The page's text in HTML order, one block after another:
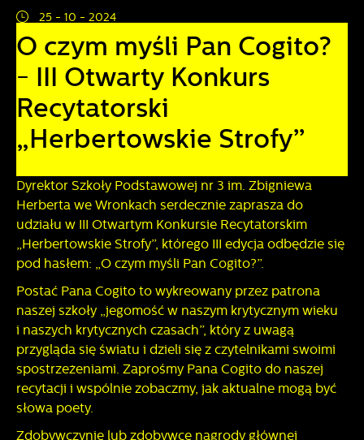
25 - 10 - 2024
O czym myśli Pan Cogito?
- III Otwarty Konkurs
Recytatorski
„Herbertowskie Strofy”
Dyrektor Szkoły Podstawowej nr 3 im. Zbigniewa
Herberta we Wronkach serdecznie zaprasza do
udziału w III Otwartym Konkursie Recytatorskim
„Herbertowskie Strofy”, którego III edycja odbędzie się
pod hasłem: „O czym myśli Pan Cogito?”.
Postać Pana Cogito to wykreowany przez patrona
naszej szkoły „jegomość w naszym krytycznym wieku
i naszych krytycznych czasach”, który z uwagą
przygląda się światu i dzieli się z czytelnikami swoimi
spostrzeżeniami. Zaprośmy Pana Cogito do naszej
recytacji i wspólnie zobaczmy, jak aktualne mogą być
słowa poety.
Zdobywczynię lub zdobywcę nagrody głównej
personalizację określonych funkcjonalności czy
prezentowanych treści.
Dzięki tym plikom cookies możemy zapewnić Ci większy
komfort korzystania z funkcjonalności naszej strony poprzez
dopasowanie jej do Twoich indywidualnych preferencji.
Wyrażenie zgody na funkcjonalne i personalizacyjne pliki
cookies gwarantuje dostępność większej ilości funkcji na
stronie.
Więcej
Analityczne
Analityczne pliki cookies pomagają nam rozwijać się i
Cookies analityczne pozwalają na uzyskanie informacji w
zakresie wykorzystywania witryny internetowej, miejsca oraz
częstotliwości, z jaką odwiedzane są nasze serwisy www.
Dane pozwalają nam na ocenę naszych serwisów
internetowych pod względem ich popularności wśród
użytkowników. Zgromadzone informacje są przetwarzane w
pliki cookies gwarantuje dostępność wszystkich
funkcjonalności.
Więcej
Reklamowe
Dzięki reklamowym plikom cookies prezentujemy Ci
najciekawsze informacje i aktualności na stronach naszych
Promocyjne pliki cookies służą do prezentowania Ci
naszych komunikatów na podstawie analizy Twoich
upodobań oraz Twoich zwyczajów dotyczących
przeglądanej witryny internetowej. Treści promocyjne mogą
pojawić się na stronach podmiotów trzecich lub firm
będących naszymi partnerami oraz innych dostawców usług.
Więcej